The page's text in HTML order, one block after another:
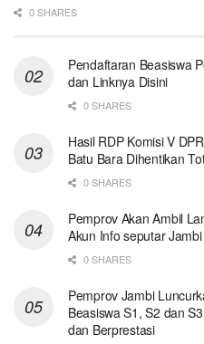
0 SHARES
Pendaftaran Beasiswa
dan Linknya Disini
0 SHARES
Hasil RDP Komisi V
Batu Bara Dihentikan
0 SHARES
Pemprov Akan Ambil
Akun Info seputar Jambi
0 SHARES
Pemprov Jambi
Beasiswa S1, S2 dan
dan Berprestasi